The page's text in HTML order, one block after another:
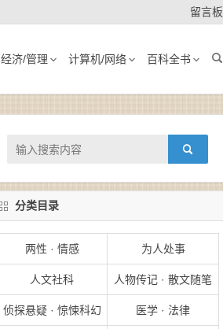
留言板
经济/管理 计算机/网络 百科全书
分类目录
两性 · 情感 为人处事
人文社科 人物传记 · 散文随笔
侦探悬疑 · 惊悚科幻 医学 · 法律